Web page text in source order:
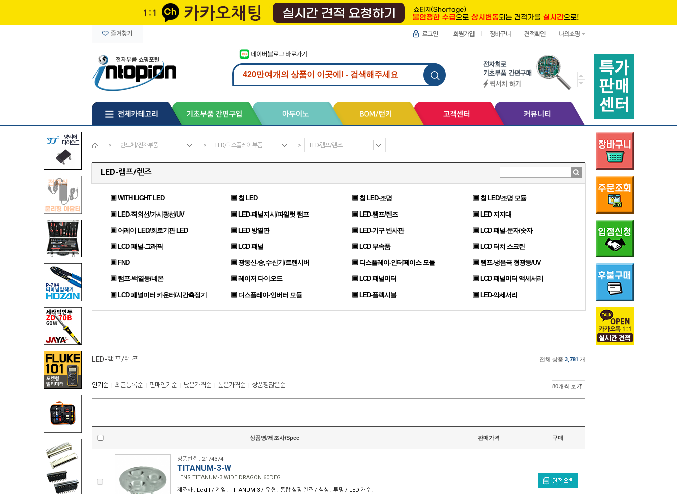
> 반도체/전자부품 > LED/디스플레이 부품 > LED-램프/렌즈
LED-램프/렌즈
▣ WITH LIGHT LED ▣ 칩 LED ▣ 칩 LED-조명 ▣ 칩 LED/조명 모듈
▣ LED-직외선/가시광선/UV ▣ LED-패널지시/파일럿 램프 ▣ LED-램프/렌즈 ▣ LED 지지대
▣ 어레이 LED/회로기판 LED ▣ LED 방열판 ▣ LED-기구 반사판 ▣ LCD 패널-문자/숫자
▣ LCD 패널-그래픽 ▣ LCD 패널 ▣ LCD 부속품 ▣ LCD 터치 스크린
▣ FND ▣ 광통신-송,수신기/트랜시버 ▣ 디스플레이-인터페이스 모듈 ▣ 램프-냉음극 형광등/UV
▣ 램프-백열등/네온 ▣ 레이저 다이오드 ▣ LCD 패널미터 ▣ LCD 패널미터 액세서리
▣ LCD 패널미터 카운터/시간측정기 ▣ 디스플레이-인버터 모듈 ▣ LED-플렉시블 ▣ LED-악세서리
LED-램프/렌즈 전체 상품 3,781 개
인기순| 최근등록순| 판매인기순| 낮은가격순| 높은가격순| 상품평많은순
상품명/제조사/Spec 판매가격 구매
상품번호 : 2174374
TITANUM-3-W
LENS TITANUM-3 WIDE DRAGON 60DEG
제조사 : Ledil / 계열 : TITANUM-3 / 유형 : 통합 실장 렌즈 / 색상 : 투명 / LED 개수 :